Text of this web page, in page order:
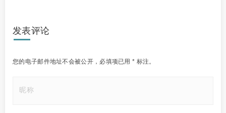
发表评论
您的电子邮件地址不会被公开， 必填项已用* 标注。